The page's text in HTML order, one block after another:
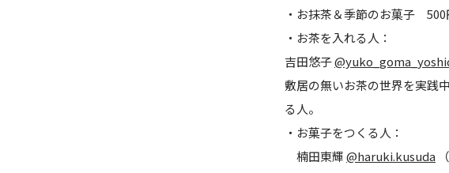
・お抹茶＆季節のお菓子 500
・お茶を入れる人：
吉田悠子
敷居の無いお茶の世界を実践
る人。
・お菓子をつくる人：
楠田東輝@haruki.kusuda